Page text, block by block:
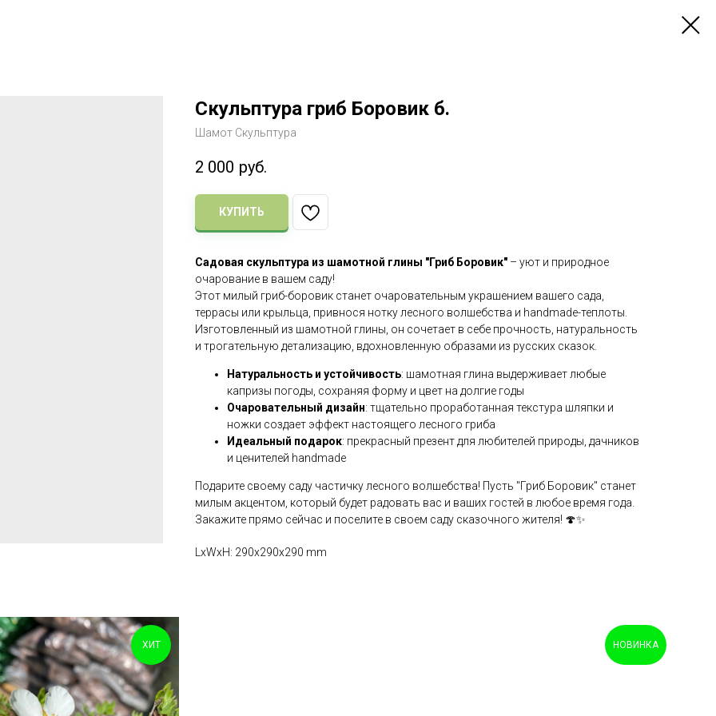
Скульптура гриб Боровик б.
Шамот Скульптура
2 000 руб.
КУПИТЬ
Садовая скульптура из шамотной глины "Гриб Боровик" – уют и природное
очарование в вашем саду!
Этот милый гриб-боровик станет очаровательным украшением вашего сада,
террасы или крыльца, привнося нотку лесного волшебства и handmade-теплоты.
Изготовленный из шамотной глины, он сочетает в себе прочность, натуральность
и трогательную детализацию, вдохновленную образами из русских сказок.
Натуральность и устойчивость: шамотная глина выдерживает любые
капризы погоды, сохраняя форму и цвет на долгие годы
Очаровательный дизайн: тщательно проработанная текстура шляпки и
ножки создает эффект настоящего лесного гриба
Идеальный подарок: прекрасный презент для любителей природы, дачников
и ценителей handmade
Подарите своему саду частичку лесного волшебства! Пусть "Гриб Боровик" станет
милым акцентом, который будет радовать вас и ваших гостей в любое время года.
Закажите прямо сейчас и поселите в своем саду сказочного жителя! 🍄✨
LxWxH: 290x290x290 mm
ХИТ НОВИНКА